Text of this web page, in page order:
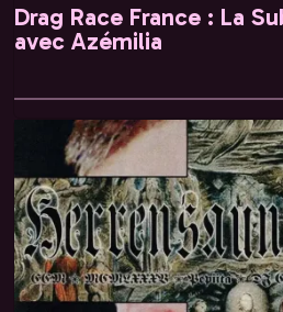
Drag Race France : La
avec Azémilia